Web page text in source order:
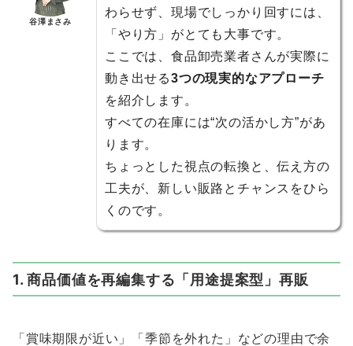
谷澤まさみ
わらせず、現場でしっかり回すには、
「やり方」がとても大事です。
ここでは、食品卸売業者さんが実際に
動き出せる3つの現実的なアプローチ
を紹介します。
すべての在庫には“次の活かし方”があ
ります。
ちょっとした視点の転換と、伝え方の
工夫が、新しい販路とチャンスをひら
くのです。
1. 商品価値を再編集する「用途提案型」再販
「賞味期限が近い」「季節を外れた」などの理由で余